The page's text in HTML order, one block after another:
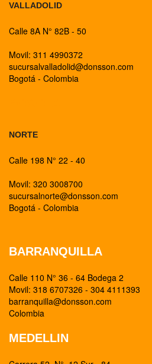
VALLADOLID
Calle 8A N° 82B - 50
Movil: 311 4990372
sucursalvalladolid@donsson.com
Bogotá - Colombia
NORTE
Calle 198 N° 22 - 40
Movil: 320 3008700
sucursalnorte@donsson.com
Bogotá - Colombia
BARRANQUILLA
Calle 110 N° 36 - 64 Bodega 2
Movil: 318 6707326 - 304 4111393
barranquilla@donsson.com
Colombia
MEDELLIN